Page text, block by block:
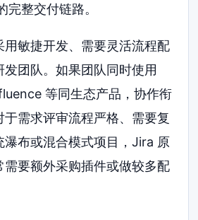
完整交付链路。
用敏捷开发、需要灵活流程配
团队。如果团队同时使用
等同生态产品，协作衔
需求评审流程严格、需要复
瀑布或混合模式项目，Jira 原
需要额外采购插件或做较多配